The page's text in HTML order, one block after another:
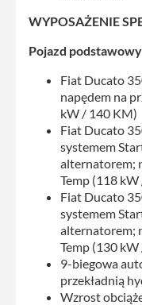
WYPOSAŻENIE
Pojazd podstawowy
Fiat Ducato
napędem na
kW / 140 KM)
Fiat Ducato
systemem
alternatorem;
Temp (118
Fiat Ducato
systemem
alternatorem;
Temp (130
9-biegowa
przekładnią
Wzrost